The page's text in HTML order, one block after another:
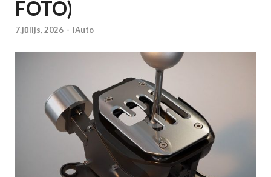
FOTO)
7.jūlijs, 2026 - iAuto